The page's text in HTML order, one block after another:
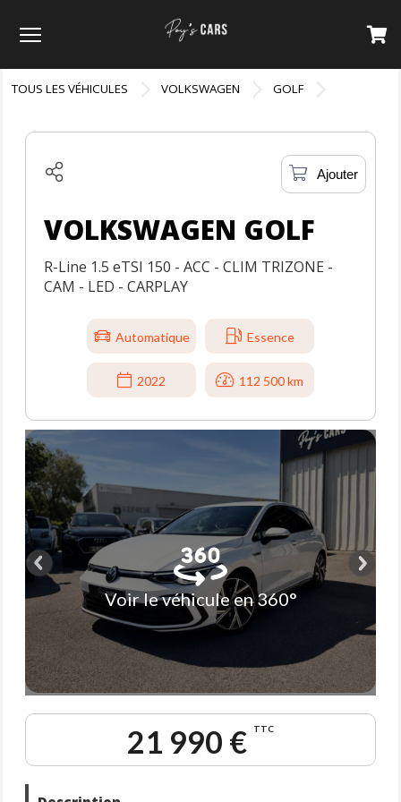
TOUS LES VÉHICULES VOLKSWAGEN GOLF
Ajouter
VOLKSWAGEN GOLF
R-Line 1.5 eTSI 150 - ACC - CLIM TRIZONE -
CAM - LED - CARPLAY
Automatique Essence
2022 112 500 km
Voir le véhicule en 360°
21 990 € TTC